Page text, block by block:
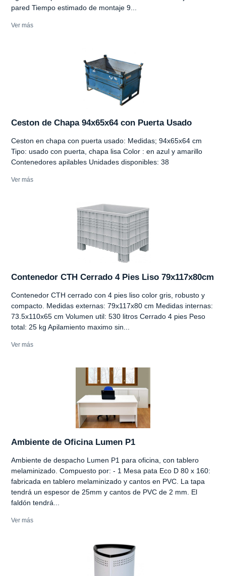
pared Tiempo estimado de montaje 9...
Ver más
Ceston de Chapa 94x65x64 con Puerta Usado
Ceston en chapa con puerta usado: Medidas; 94x65x64 cm
Tipo: usado con puerta, chapa lisa Color : en azul y amarillo
Contenedores apilables Unidades disponibles: 38
Ver más
Contenedor CTH Cerrado 4 Pies Liso 79x117x80cm
Contenedor CTH cerrado con 4 pies liso color gris, robusto y
compacto. Medidas externas: 79x117x80 cm Medidas internas:
73.5x110x65 cm Volumen util: 530 litros Cerrado 4 pies Peso
total: 25 kg Apilamiento maximo sin...
Ver más
Ambiente de Oficina Lumen P1
Ambiente de despacho Lumen P1 para oficina, con tablero
melaminizado. Compuesto por: - 1 Mesa pata Eco D 80 x 160:
fabricada en tablero melaminizado y cantos en PVC. La tapa
tendrá un espesor de 25mm y cantos de PVC de 2 mm. El
faldón tendrá...
Ver más